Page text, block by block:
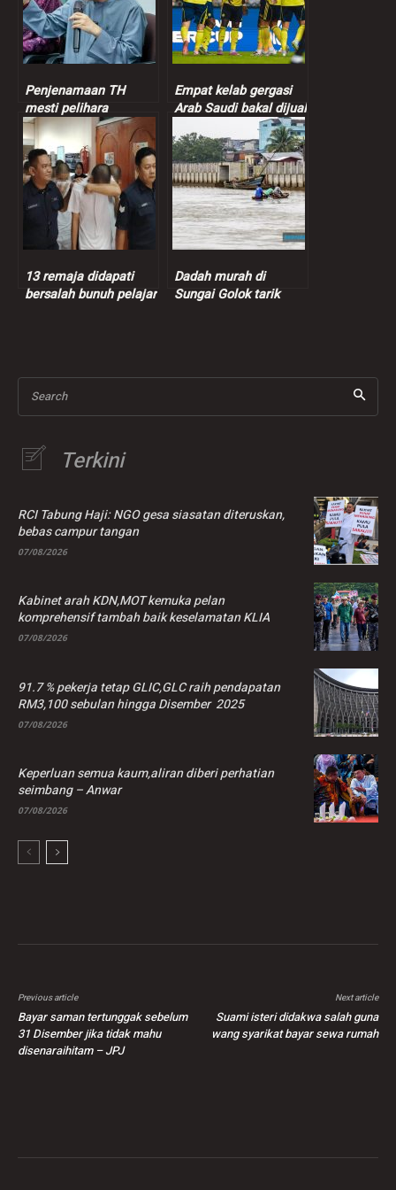
Penjenamaan TH
mesti pelihara
sensitiviti, suara hati
pendeposit – Dr.Zulkifli
Empat kelab gergasi
Arab Saudi bakal dijual
termasuk kelab
Ronaldo
13 remaja didapati
bersalah bunuh pelajar
Dadah murah di
Sungai Golok tarik
Search
Terkini
RCI Tabung Haji: NGO gesa siasatan diteruskan,
bebas campur tangan
07/08/2026
Kabinet arah KDN,MOT kemuka pelan
komprehensif tambah baik keselamatan KLIA
07/08/2026
91.7 % pekerja tetap GLIC,GLC raih pendapatan
RM3,100 sebulan hingga Disember 2025
07/08/2026
Keperluan semua kaum,aliran diberi perhatian
seimbang – Anwar
07/08/2026
Previous article
Bayar saman tertunggak sebelum
31 Disember jika tidak mahu
disenaraihitam – JPJ
Next article
Suami isteri didakwa salah guna
wang syarikat bayar sewa rumah